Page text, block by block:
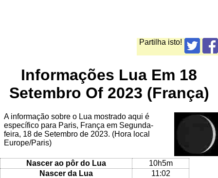
Partilha isto!
Informações Lua Em 18
Setembro Of 2023 (França)
A informação sobre o Lua mostrado aqui é
específico para Paris, França em Segunda-
feira, 18 de Setembro de 2023. (Hora local
Europe/Paris)
Nascer ao pôr do Lua
10h5m
Nascer da Lua
11:02